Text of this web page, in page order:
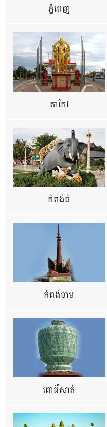
ភ្នំពេញ
តាកែវ
កំពង់ធំ
កំពង់ចាម
ពោធិ៍សាត់